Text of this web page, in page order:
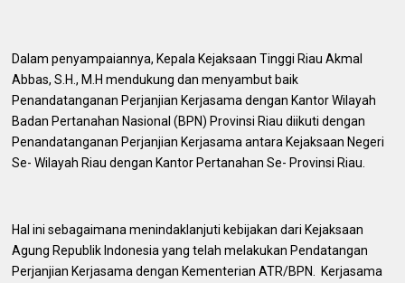
Dalam penyampaiannya, Kepala Kejaksaan Tinggi Riau Akmal
Abbas, S.H., M.H mendukung dan menyambut baik
Penandatanganan Perjanjian Kerjasama dengan Kantor Wilayah
Badan Pertanahan Nasional (BPN) Provinsi Riau diikuti dengan
Penandatanganan Perjanjian Kerjasama antara Kejaksaan Negeri
Se- Wilayah Riau dengan Kantor Pertanahan Se- Provinsi Riau.
Hal ini sebagaimana menindaklanjuti kebijakan dari Kejaksaan
Agung Republik Indonesia yang telah melakukan Pendatangan
Perjanjian Kerjasama dengan Kementerian ATR/BPN. Kerjasama